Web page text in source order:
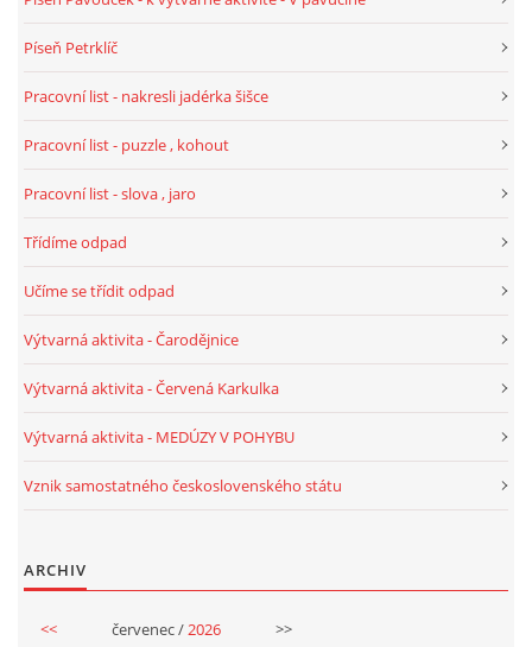
EFEKTIVNÍ KOMUNIKACE S DĚTMI
SPORTÍK - DĚTI V POHYBU
VĚDOMÁ VÝCHOVA
MERCH
POHÁDKY NA SPOTIFY
Píseň Petrklíč
Pracovní list - nakresli jadérka šišce
Pracovní list - puzzle , kohout
Pracovní list - slova , jaro
Třídíme odpad
Učíme se třídit odpad
Výtvarná aktivita - Čarodějnice
Výtvarná aktivita - Červená Karkulka
Výtvarná aktivita - MEDÚZY V POHYBU
Vznik samostatného československého státu
ARCHIV
<< červenec /2026 >>